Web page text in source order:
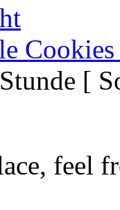
Cookies
[
feel